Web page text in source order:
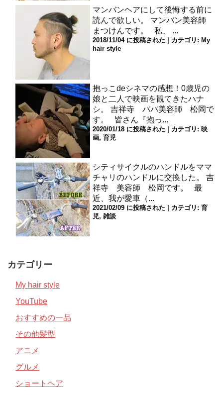
マンバンヘアにして後悔する前に
読んで欲しい。
マンバン美容師
まつけんです。 私、 ...
2018/11/04 に投稿された カテゴリ: My
hair style
抱っこdeシネマの感想！0歳児の
娘と二人で映画を観てきたハナ
シ。
吉祥寺 パパ美容師 松岡で
す。 皆さん『抱っ...
2020/01/18 に投稿された カテゴリ: 映
画, 育児
シティサイクルのハンドルをママ
チャリのハンドルに交換した。
吉
祥寺 美容師 松岡です。 最
近、我が愛車（...
2021/02/09 に投稿された カテゴリ: 育
児, 雑談
カテゴリー
My hair style
YouTube
おすすめの一品
その他髪型
アニメ
グルメ
ショートヘア